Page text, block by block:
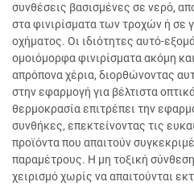
συνθέσεις βασισμένες σε νερό,
στα φινιρίσματα των τροχών ή σε
οχήματος. Οι ιδιότητες αυτό-
ομοιόμορφα φινιρίσματα ακόμη
απρόπονα χέρια, διορθώνοντας
στην εφαρμογή για βέλτιστα
θερμοκρασία επιτρέπει την
συνθήκες, επεκτείνοντας τις
προϊόντα που απαιτούν
παραμέτρους. Η μη τοξική
χειρισμό χωρίς να απαιτούνται